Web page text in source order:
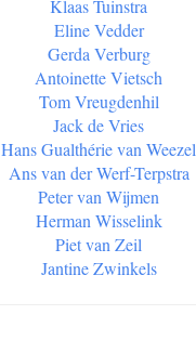
Klaas Tuinstra
Eline Vedder
Gerda Verburg
Antoinette Vietsch
Tom Vreugdenhil
Jack de Vries
Hans Gualthérie van Weezel
Ans van der Werf-Terpstra
Peter van Wijmen
Herman Wisselink
Piet van Zeil
Jantine Zwinkels